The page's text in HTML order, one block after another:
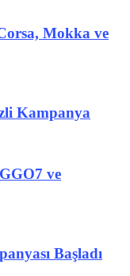
Mokka ve
Kampanya
ve
Başladı